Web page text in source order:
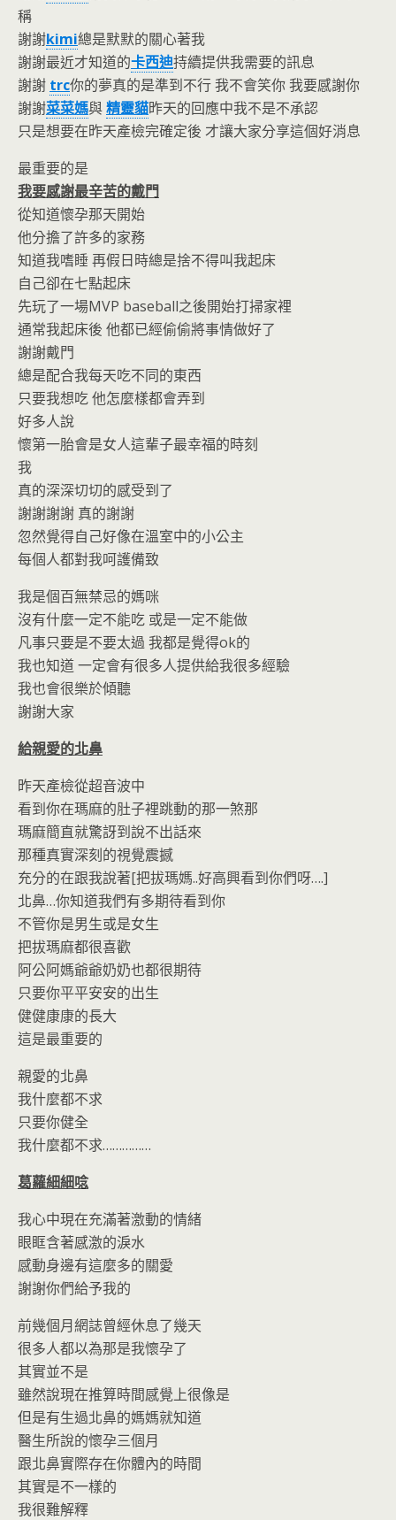
稱
謝謝kimi總是默默的關心著我
謝謝最近才知道的卡西迪持續提供我需要的訊息
謝謝 trc你的夢真的是準到不行 我不會笑你 我要感謝你
謝謝菜菜媽與精靈貓昨天的回應中我不是不承認
只是想要在昨天產檢完確定後 才讓大家分享這個好消息
最重要的是
我要感謝最辛苦的戴門
從知道懷孕那天開始
他分擔了許多的家務
知道我嗜睡 再假日時總是捨不得叫我起床
自己卻在七點起床
先玩了一場MVP baseball之後開始打掃家裡
通常我起床後 他都已經偷偷將事情做好了
謝謝戴門
總是配合我每天吃不同的東西
只要我想吃 他怎麼樣都會弄到
好多人說
懷第一胎會是女人這輩子最幸福的時刻
我
真的深深切切的感受到了
謝謝謝謝 真的謝謝
忽然覺得自己好像在溫室中的小公主
每個人都對我呵護備致
我是個百無禁忌的媽咪
沒有什麼一定不能吃 或是一定不能做
凡事只要是不要太過 我都是覺得ok的
我也知道 一定會有很多人提供給我很多經驗
我也會很樂於傾聽
謝謝大家
給親愛的北鼻
昨天產檢從超音波中
看到你在瑪麻的肚子裡跳動的那一煞那
瑪麻簡直就驚訝到說不出話來
那種真實深刻的視覺震撼
充分的在跟我說著[把拔瑪媽..好高興看到你們呀….]
北鼻…你知道我們有多期待看到你
不管你是男生或是女生
把拔瑪麻都很喜歡
阿公阿媽爺爺奶奶也都很期待
只要你平平安安的出生
健健康康的長大
這是最重要的
親愛的北鼻
我什麼都不求
只要你健全
我什麼都不求……………
葛蘿細細唸
我心中現在充滿著激動的情緒
眼眶含著感激的淚水
感動身邊有這麼多的關愛
謝謝你們給予我的
前幾個月網誌曾經休息了幾天
很多人都以為那是我懷孕了
其實並不是
雖然說現在推算時間感覺上很像是
但是有生過北鼻的媽媽就知道
醫生所說的懷孕三個月
跟北鼻實際存在你體內的時間
其實是不一樣的
我很難解釋